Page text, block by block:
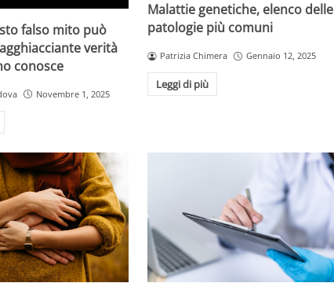
falso mito può
verità
conosce
Novembre 1, 2025
Malattie genetiche, elenco delle
patologie più comuni
Patrizia Chimera Gennaio 12, 2025
Leggi di più